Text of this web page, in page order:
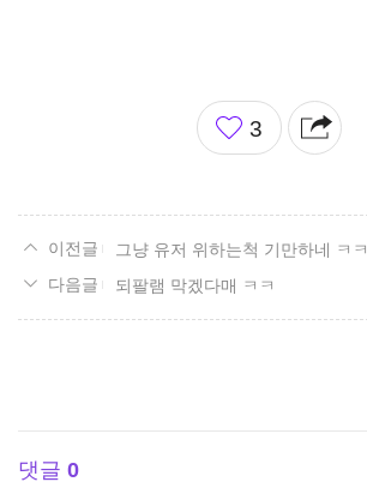
좋
아
3
그냥 유저 위하는척 기만하네 ㅋㅋ
되팔램 막겠다매 ㅋㅋ
댓글 0